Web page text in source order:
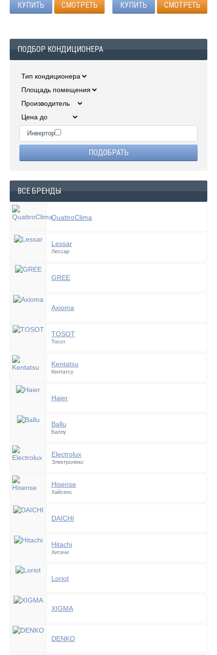
КУПИТЬ СМОТРЕТЬ КУПИТЬ СМОТРЕТЬ
ПОДБОР КОНДИЦИОНЕРА
Инвертор
ВСЕ БРЕНДЫ
QuattroClima
Lessar
Лессар
GREE
Axioma
TOSOT
Тосот
Kentatsu
Кентатсу
Haier
Ballu
Баллу
Electrolux
Электролюкс
Hisense
Хайсенс
DAICHI
Hitachi
Хитачи
Loriot
XIGMA
DENKO